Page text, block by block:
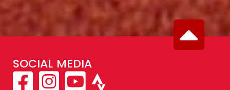
SOCIAL MEDIA